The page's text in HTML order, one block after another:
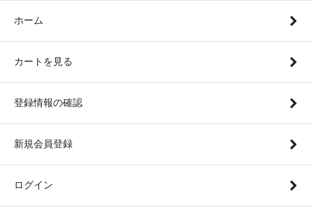
ホーム
カートを見る
登録情報の確認
新規会員登録
ログイン